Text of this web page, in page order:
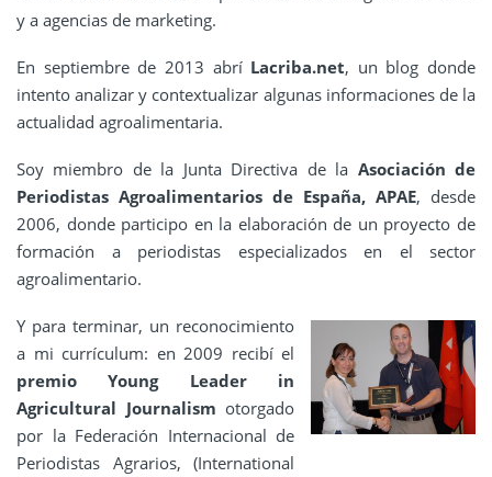
y a agencias de marketing.
En septiembre de 2013 abrí Lacriba.net, un blog donde
intento analizar y contextualizar algunas informaciones de la
actualidad agroalimentaria.
Soy miembro de la Junta Directiva de la Asociación de
Periodistas Agroalimentarios de España, APAE, desde
2006, donde participo en la elaboración de un proyecto de
formación a periodistas especializados en el sector
agroalimentario.
Y para terminar, un reconocimiento
a mi currículum: en 2009 recibí el
premio Young Leader in
Agricultural Journalism otorgado
por la Federación Internacional de
Periodistas Agrarios, (International